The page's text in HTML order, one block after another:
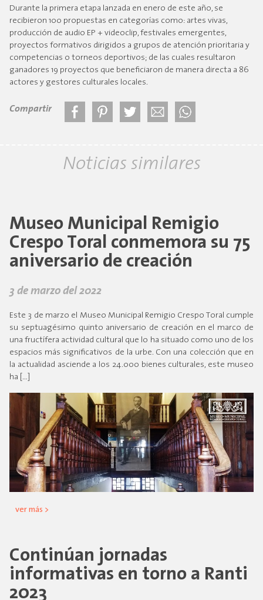
Durante la primera etapa lanzada en enero de este año, se
recibieron 100 propuestas en categorías como: artes vivas,
producción de audio EP + videoclip, festivales emergentes,
proyectos formativos dirigidos a grupos de atención prioritaria y
competencias o torneos deportivos; de las cuales resultaron
ganadores 19 proyectos que beneficiaron de manera directa a 86
actores y gestores culturales locales.
Compartir
Noticias similares
Museo Municipal Remigio
Crespo Toral conmemora su 75
aniversario de creación
3 de marzo del 2022
Este 3 de marzo el Museo Municipal Remigio Crespo Toral cumple
su septuagésimo quinto aniversario de creación en el marco de
una fructífera actividad cultural que lo ha situado como uno de los
espacios más significativos de la urbe. Con una colección que en
la actualidad asciende a los 24.000 bienes culturales, este museo
ha […]
ver más >
Continúan jornadas
informativas en torno a Ranti
2023